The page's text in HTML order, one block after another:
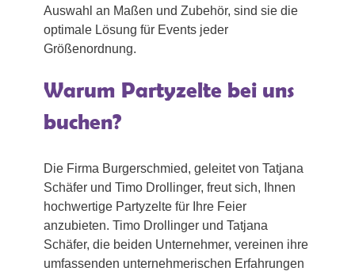
Auswahl an Maßen und Zubehör, sind sie die
optimale Lösung für Events jeder
Größenordnung.
Warum Partyzelte bei uns
buchen?
Die Firma Burgerschmied, geleitet von Tatjana
Schäfer und Timo Drollinger, freut sich, Ihnen
hochwertige Partyzelte für Ihre Feier
anzubieten. Timo Drollinger und Tatjana
Schäfer, die beiden Unternehmer, vereinen ihre
umfassenden unternehmerischen Erfahrungen